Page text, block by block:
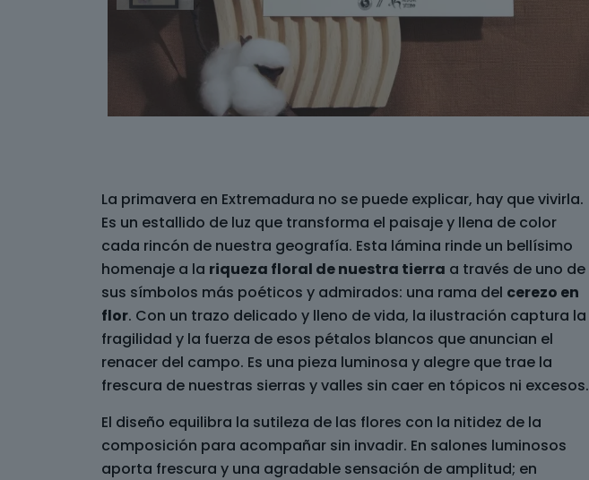
La primavera en Extremadura no se puede explicar, hay que vivirla.
Es un estallido de luz que transforma el paisaje y llena de color
cada rincón de nuestra geografía. Esta lámina rinde un bellísimo
homenaje a la riqueza floral de nuestra tierra a través de uno de
sus símbolos más poéticos y admirados: una rama del cerezo en
flor. Con un trazo delicado y lleno de vida, la ilustración captura la
fragilidad y la fuerza de esos pétalos blancos que anuncian el
renacer del campo. Es una pieza luminosa y alegre que trae la
frescura de nuestras sierras y valles sin caer en tópicos ni excesos.
El diseño equilibra la sutileza de las flores con la nitidez de la
composición para acompañar sin invadir. En salones luminosos
aporta frescura y una agradable sensación de amplitud; en